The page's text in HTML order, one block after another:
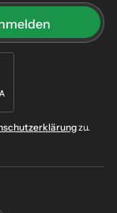
zu.